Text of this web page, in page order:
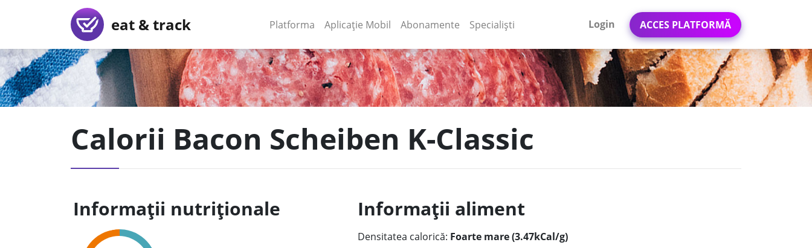
eat & track Platforma (current)
Aplicație Mobil (current)
Abonamente Specialiști Login ACCES PLATFORMĂ
Calorii Bacon Scheiben K-Classic
Informații nutriționale Informații aliment
Densitatea calorică: Foarte mare (3.47kCal/g)